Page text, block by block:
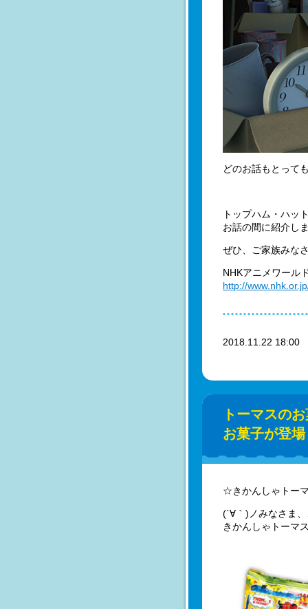
どのお話もとって
トップハム・ハッ
お話の間に紹介し
ぜひ、ご家族みな
NHKアニメワール
http://
2018.11.22
トーマスの
お菓子が登
☆きかんしゃトー
(´∀｀)ノみなさま
きかんしゃトーマ